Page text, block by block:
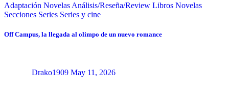
Adaptación Novelas Análisis/Reseña/Review Libros Novelas
Secciones Series Series y cine
Off Campus, la llegada al olimpo de un nuevo romance
Drako1909 May 11, 2026